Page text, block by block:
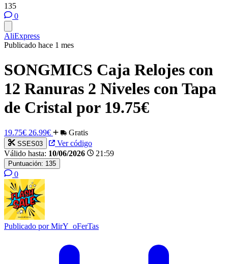
135
0
AliExpress
Publicado hace 1 mes
SONGMICS Caja Relojes con
12 Ranuras 2 Niveles con Tapa
de Cristal por 19.75€
19.75€ 26.99€ Gratis
SSES03
Ver código
Válido hasta: 10/06/2026 21:59
Puntuación: 135
0
Publicado porMirY_oFerTas